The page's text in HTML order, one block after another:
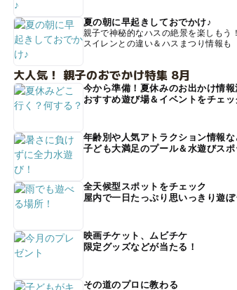
夏の朝に早起きしておでかけ♪
親子で神秘的なハスの絶景を楽しもう！
スイレンとの違い＆ハスまつり情報も
大人気！ 親子のおでかけ特集 8月
今から準備！夏休みのお出かけ情報
おすすめ遊び場＆イベントをチェッ
年齢別や人気アトラクション情報な
子ども大満足のプール＆水遊びスポ
全天候型スポットをチェック
屋内で一日たっぷり思いっきり遊ぼ
映画チケット、ムビチケ
限定グッズなどが当たる！
その道のプロに教わる